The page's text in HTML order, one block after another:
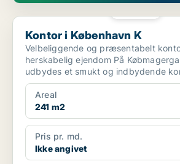
Kontor i København K
Kontor i København K
Velbeliggende og præsentabelt
herskabelig ejendom På Købmagergade 55, 2. sal,
udbydes et smukt og indbydende
241 m² i en k...
Areal
241 m2
Pris pr. md.
Ikke angivet